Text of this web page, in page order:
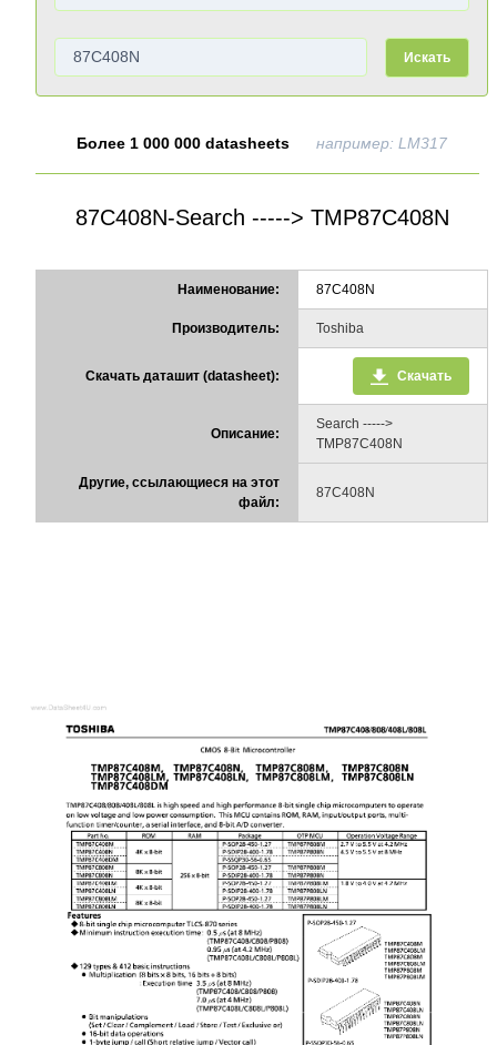
Искать
Более 1 000 000 datasheets например: LM317
87C408N-Search -----> TMP87C408N
Наименование: 87C408N
Производитель: Toshiba
Скачать даташит (datasheet): Скачать
Описание:
Search ----->
TMP87C408N
Другие, ссылающиеся на этот
файл:
87C408N